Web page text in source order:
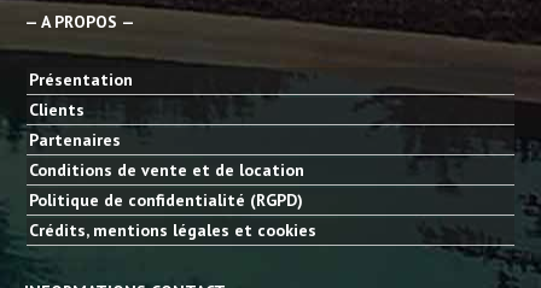
— A PROPOS —
Présentation
Clients
Partenaires
Conditions de vente et de location
Politique de confidentialité (RGPD)
Crédits, mentions légales et cookies